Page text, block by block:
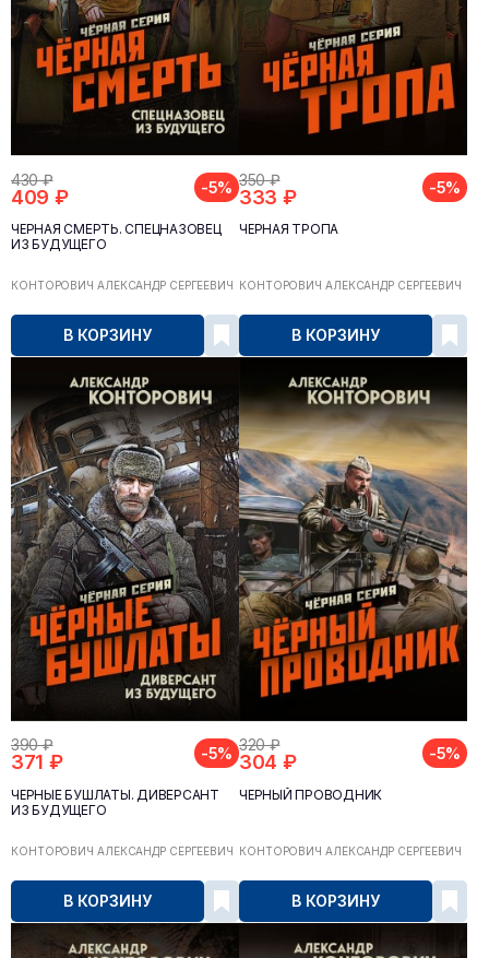
430 ₽
409 ₽ -5%
ЧЁРНАЯ СМЕРТЬ. СПЕЦНАЗОВЕЦ
ИЗ БУДУЩЕГО
КОНТОРОВИЧ АЛЕКСАНДР СЕРГЕЕВИЧ
В КОРЗИНУ
350 ₽
333 ₽ -5%
ЧЁРНАЯ ТРОПА
КОНТОРОВИЧ АЛЕКСАНДР СЕРГЕЕВИЧ
В КОРЗИНУ
390 ₽
371 ₽ -5%
ЧЁРНЫЕ БУШЛАТЫ. ДИВЕРСАНТ
ИЗ БУДУЩЕГО
КОНТОРОВИЧ АЛЕКСАНДР СЕРГЕЕВИЧ
В КОРЗИНУ
320 ₽
304 ₽ -5%
ЧЁРНЫЙ ПРОВОДНИК
КОНТОРОВИЧ АЛЕКСАНДР СЕРГЕЕВИЧ
В КОРЗИНУ